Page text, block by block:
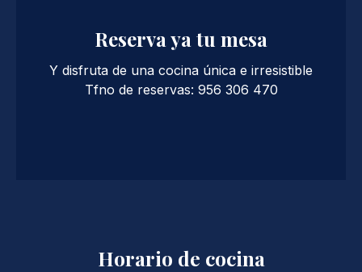
Reserva ya tu mesa
Y disfruta de una cocina única e irresistible
Tfno de reservas: 956 306 470
Horario de cocina